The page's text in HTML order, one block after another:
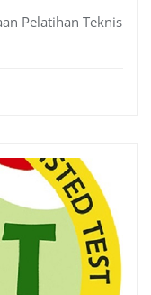
Pelatihan Teknis